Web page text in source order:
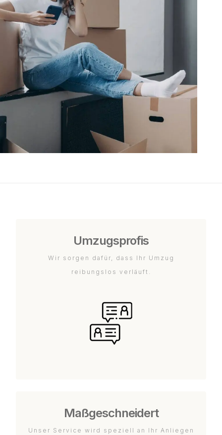
Umzugsprofis
Wir sorgen dafür, dass Ihr Umzug
reibungslos verläuft.
Maßgeschneidert
Unser Service wird speziell an Ihr Anliegen